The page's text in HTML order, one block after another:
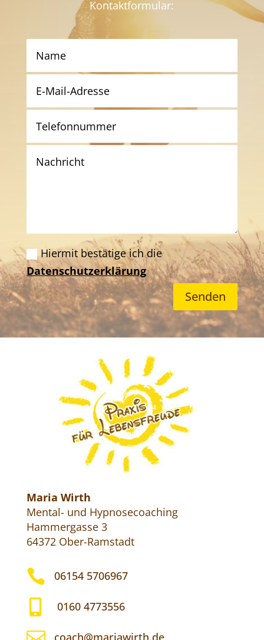
Kontaktformular:
Hiermit bestätige ich die
Datenschutzerklärung
Senden
Maria Wirth
Mental- und Hypnosecoaching
Hammergasse 3
64372 Ober-Ramstadt
 06154 5706967
 0160 4773556